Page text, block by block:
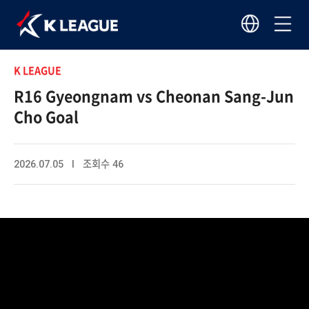
K LEAGUE
R16 Gyeongnam vs Cheonan Sang-Jun
Cho Goal
2026.07.05 I 조회수 46